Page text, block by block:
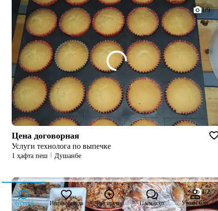
1/9
Цена договорная
Услуги технолога по выпечке
1 ҳафта пеш Душанбе
1/2
Ҷустуҷӯ Интихобшуда Ҷойгиркунӣ Паёмакҳо Ӯтоқи ман